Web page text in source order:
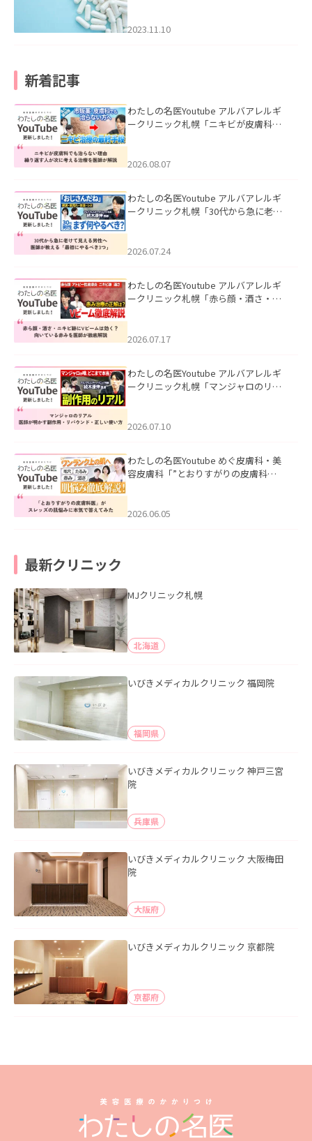
2023.11.10
新着記事
わたしの名医Youtube アルバアレルギ
ークリニック札幌「ニキビが皮膚科で
ました。
2026.08.07
わたしの名医Youtube アルバアレルギ
ークリニック札幌「30代から急に老け
た。
2026.07.24
わたしの名医Youtube アルバアレルギ
ークリニック札幌「赤ら顔・酒さ・ニ
した。
2026.07.17
わたしの名医Youtube アルバアレルギ
ークリニック札幌「マンジャロのリア
た。
2026.07.10
わたしの名医Youtube めぐ皮膚科・美
容皮膚科「”とおりすがりの皮膚科
2026.06.05
最新クリニック
MJクリニック札幌
北海道
いびきメディカルクリニック 福岡院
福岡県
いびきメディカルクリニック 神戸三宮
院
兵庫県
いびきメディカルクリニック 大阪梅田
院
大阪府
いびきメディカルクリニック 京都院
京都府